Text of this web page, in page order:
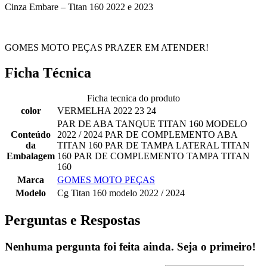
Cinza Embare – Titan 160 2022 e 2023
GOMES MOTO PEÇAS PRAZER EM ATENDER!
Ficha Técnica
Ficha tecnica do produto
color
VERMELHA 2022 23 24
Conteúdo
da
Embalagem
PAR DE ABA TANQUE TITAN 160 MODELO
2022 / 2024 PAR DE COMPLEMENTO ABA
TITAN 160 PAR DE TAMPA LATERAL TITAN
160 PAR DE COMPLEMENTO TAMPA TITAN
160
Marca
GOMES MOTO PEÇAS
Modelo
Cg Titan 160 modelo 2022 / 2024
Perguntas e Respostas
Nenhuma pergunta foi feita ainda. Seja o primeiro!